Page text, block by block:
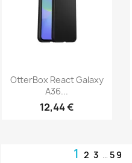
Aperçu rapide
OtterBox React Galaxy
A36...
12,44 €
1 2 3 … 59